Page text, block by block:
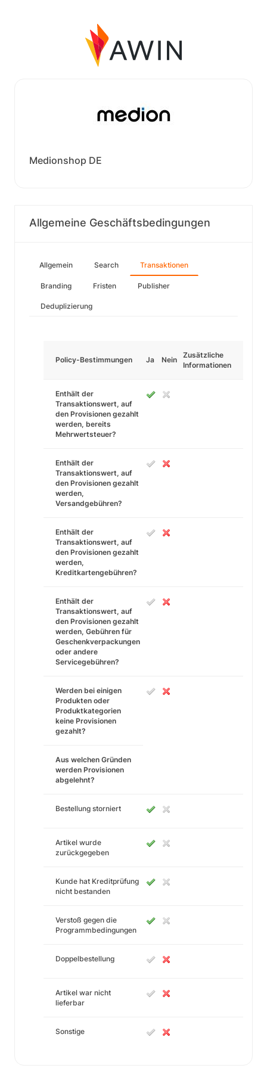
Medionshop DE
Allgemeine Geschäftsbedingungen
Allgemein Search Transaktionen
Branding Fristen Publisher
Deduplizierung
Policy-Bestimmungen Ja Nein
Zusätzliche
Informationen
Enthält der
Transaktionswert, auf
den Provisionen gezahlt
werden, bereits
Mehrwertsteuer?
Enthält der
Transaktionswert, auf
den Provisionen gezahlt
werden,
Versandgebühren?
Enthält der
Transaktionswert, auf
den Provisionen gezahlt
werden,
Kreditkartengebühren?
Enthält der
Transaktionswert, auf
den Provisionen gezahlt
werden, Gebühren für
Geschenkverpackungen
oder andere
Servicegebühren?
Werden bei einigen
Produkten oder
Produktkategorien
keine Provisionen
gezahlt?
Aus welchen Gründen
werden Provisionen
abgelehnt?
Bestellung storniert
Artikel wurde
zurückgegeben
Kunde hat Kreditprüfung
nicht bestanden
Verstoß gegen die
Programmbedingungen
Doppelbestellung
Artikel war nicht
lieferbar
Sonstige